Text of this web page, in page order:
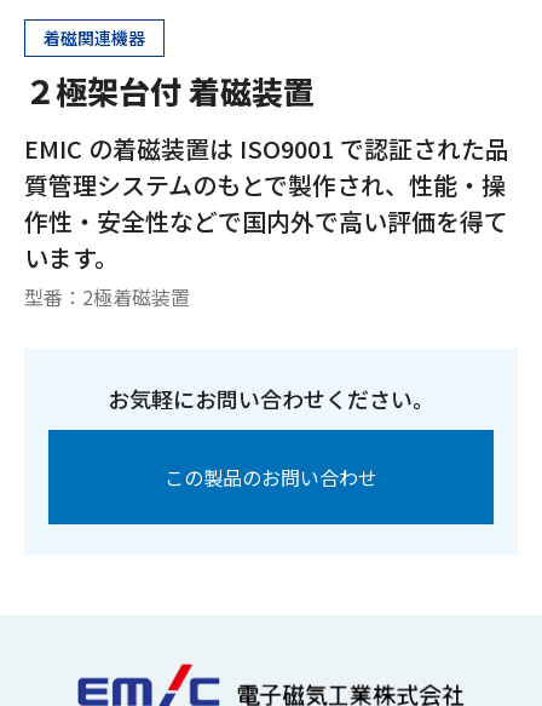
着磁関連機器
２極架台付 着磁装置
EMIC の着磁装置は ISO9001 で認証された品
質管理システムのもとで製作され、性能・操
作性・安全性などで国内外で高い評価を得て
います。
型番： 2極着磁装置
お気軽にお問い合わせください。
この製品のお問い合わせ